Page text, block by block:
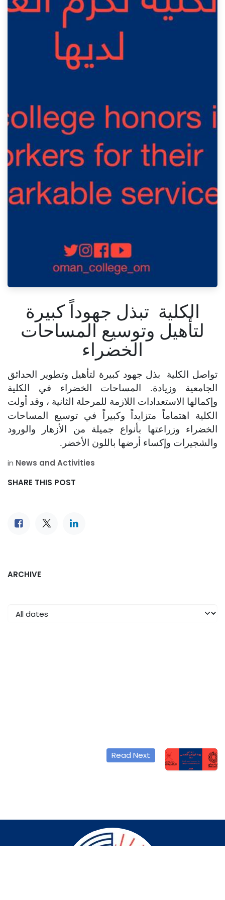
الكلية تبذل ﺟﻬﻮﺩاً ﻛﺒﻴﺮﺓ
ﻟﺘﺄﻫﻴﻞ وتوسيع المساحات
الخضراء
تواصل الكلية ﺑﺬﻝ ﺟﻬﻮﺩ ﻛﺒﻴﺮﺓ ﻟﺘﺄﻫﻴﻞ ﻭﺗﻄﻮﻳﺮ ﺍﻟﺤﺪﺍﺋﻖ
ﺍﻟﺠﺎﻣﻌﻴﺔ ﻭﺯﻳﺎﺩﺓ. ﺍﻟﻤﺴﺎﺣﺎﺕ ﺍﻟﺨﻀﺮﺍﺀ ﻓﻲ الكلية
ﻭﺇﻛﻤﺎﻟﻬﺎ ﺍﻻﺳﺘﻌﺪﺍﺩﺍﺕ ﺍﻟﻼﺯﻣﺔ للمرحلة الثانية ، وقد أولت
الكلية اهتماماً متزايداً وكبيراً في توسيع المساحات
الخضراء وزراعتها بأنواع جميلة من الأزهار والورود
والشجيرات وإكساء أرضها باللون الأخضر.
in News and Activities
SHARE THIS POST
ARCHIVE
Read Next